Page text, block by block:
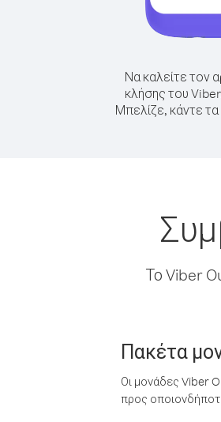
Να καλείτε τον
κλήσης του
Μπελίζε, κάντε τα
Το Viber
Πακέτα
Οι μονάδες Viber
προς